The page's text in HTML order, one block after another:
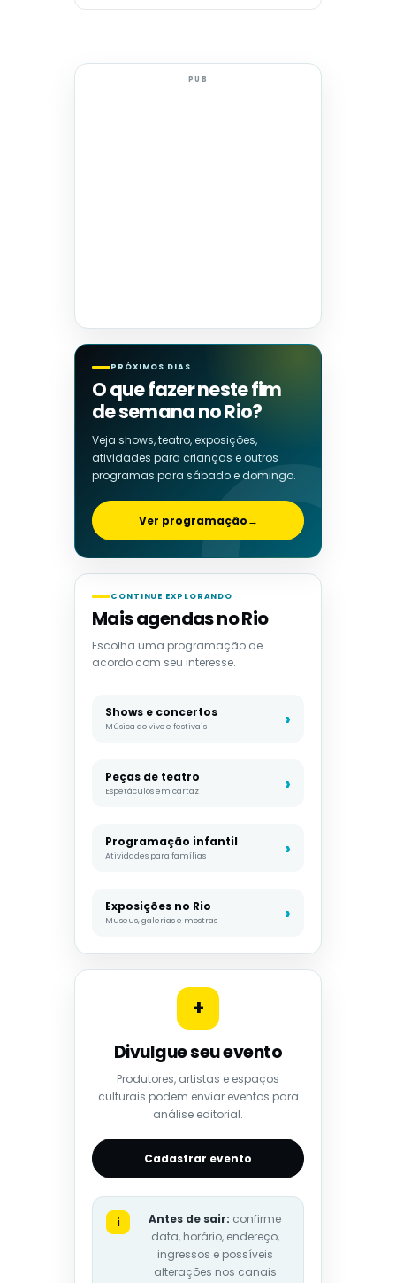
PUB
PRÓXIMOS DIAS
O que fazer neste fim
de semana no Rio?
Veja shows, teatro, exposições,
atividades para crianças e outros
programas para sábado e domingo.
Ver programação→
CONTINUE EXPLORANDO
Mais agendas no Rio
Escolha uma programação de
acordo com seu interesse.
Shows e concertos
Música ao vivo e festivais
Peças de teatro
Espetáculos em cartaz
Programação infantil
Atividades para famílias
Exposições no Rio
Museus, galerias e mostras
+
Divulgue seu evento
Produtores, artistas e espaços
culturais podem enviar eventos para
análise editorial.
Cadastrar evento
i Antes de sair: confirme
data, horário, endereço,
ingressos e possíveis
alterações nos canais